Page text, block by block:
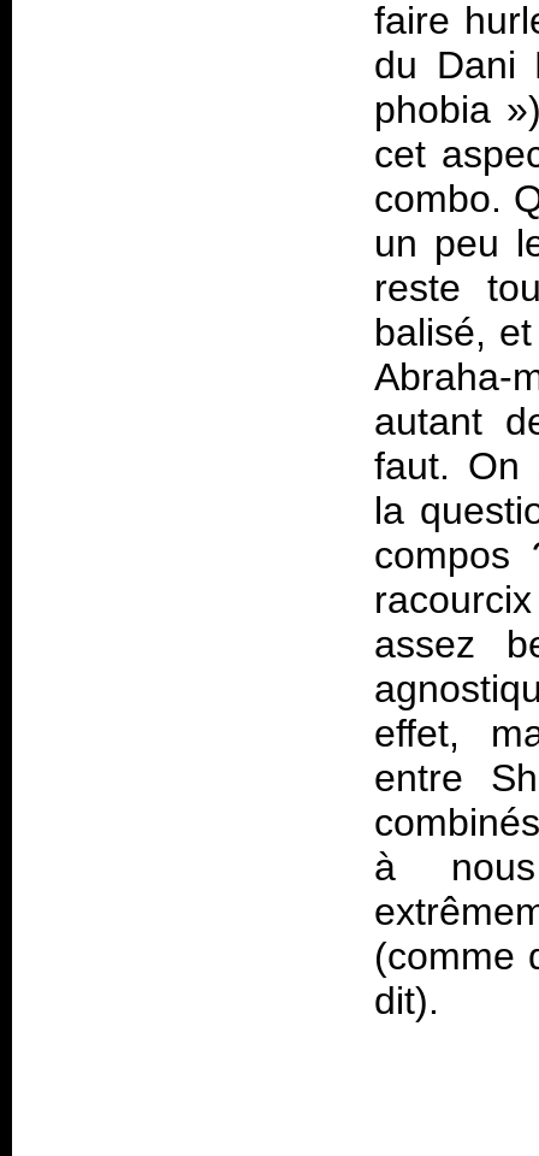
faire
du Dani
phobia
cet
combo.
un peu
reste
balisé,
Abraha-
autant
faut. On
la
compos
racourcix
assez
effet,
entre
à
(comme